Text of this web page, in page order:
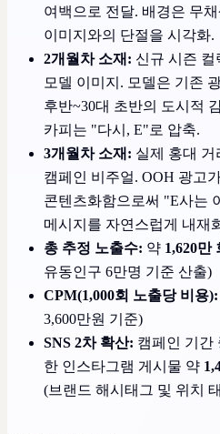
여백으로 전달. 배경은 무
이미지와의 단절을 시각화.
2개월차 소재: 신규 시즌
모델 이미지. 모델은 기존
후반~30대 초반의 도시적
카피는 "다시, E"로 압축.
3개월차 소재: 실제 홍대
캠페인 비주얼. OOH 광고
콘텐츠화함으로써 "E사는
메시지를 자연스럽게 내재
총 추정 노출수: 약 1,620만
유동인구 6만명 기준 산출)
CPM(1,000회 노출당 비용):
3,600만원 기준)
SNS 2차 확산: 캠페인 기간
한 인스타그램 게시물 약
(브랜드 해시태그 및 위치